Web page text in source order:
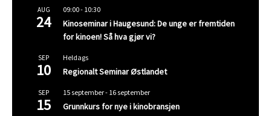
AUG
24
09:00- 10:30
Kinoseminar i Haugesund: De unge er fremtiden
for kinoen! Så hva gjør vi?
SEP
10
Heldags
Regionalt Seminar Østlandet
SEP
15
15 september- 16 september
Grunnkurs for nye i kinobransjen